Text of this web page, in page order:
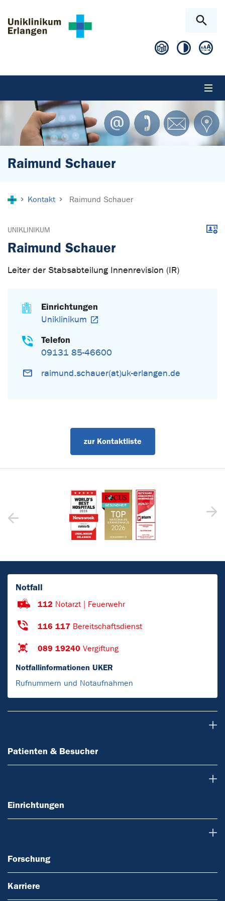
Raimund Schauer
Kontakt Raimund Schauer
UNIKLINIKUM
Raimund Schauer
Leiter der Stabsabteilung Innenrevision (IR)
Einrichtungen
Uniklinikum
Telefon
09131 85-46600
raimund.schauer(at)uk-erlangen.de
zur Kontaktliste
Notfall
112 Notarzt | Feuerwehr
116 117 Bereitschaftsdienst
089 19240 Vergiftung
Notfallinformationen UKER
Rufnummern und Notaufnahmen
Patienten & Besucher
Einrichtungen
Forschung
Karriere